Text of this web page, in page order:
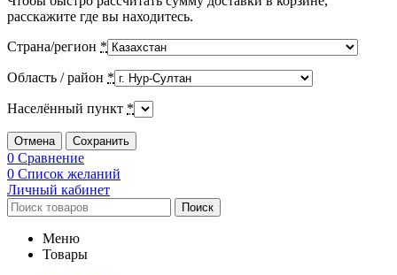
расскажите где вы находитесь.
Страна/регион *
Область / район *
Населённый пункт *
Отмена Сохранить
0 Сравнение
0 Список желаний
Личный кабинет
Поиск
Меню
Товары